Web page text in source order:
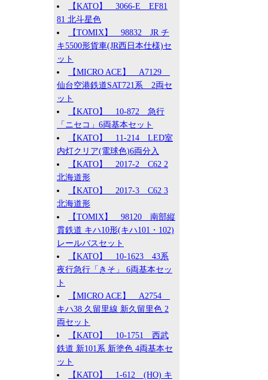
【KATO】 3066-E EF81
81 北斗星色
【TOMIX】 98832 JR チ
キ5500形貨車(JR西日本仕様)セ
ット
【MICRO ACE】 A7129
仙台空港鉄道SAT721系 2両セ
ット
【KATO】 10-872 急行
「ニセコ」6両基本セット
【KATO】 11-214 LED室
内灯クリア(電球色)6両分入
【KATO】 2017-2 C62 2
北海道形
【KATO】 2017-3 C62 3
北海道形
【TOMIX】 98120 南部縦
貫鉄道 キハ10形(キハ101・102)
レールバスセット
【KATO】 10-1623 43系
夜行急行「きそ」 6両基本セッ
ト
【MICRO ACE】 A2754
キハ38 久留里線 新久留里色 2
両セット
【KATO】 10-1751 西武
鉄道 新101系 新塗色 4両基本セ
ット
【KATO】 1-612 (HO) キ